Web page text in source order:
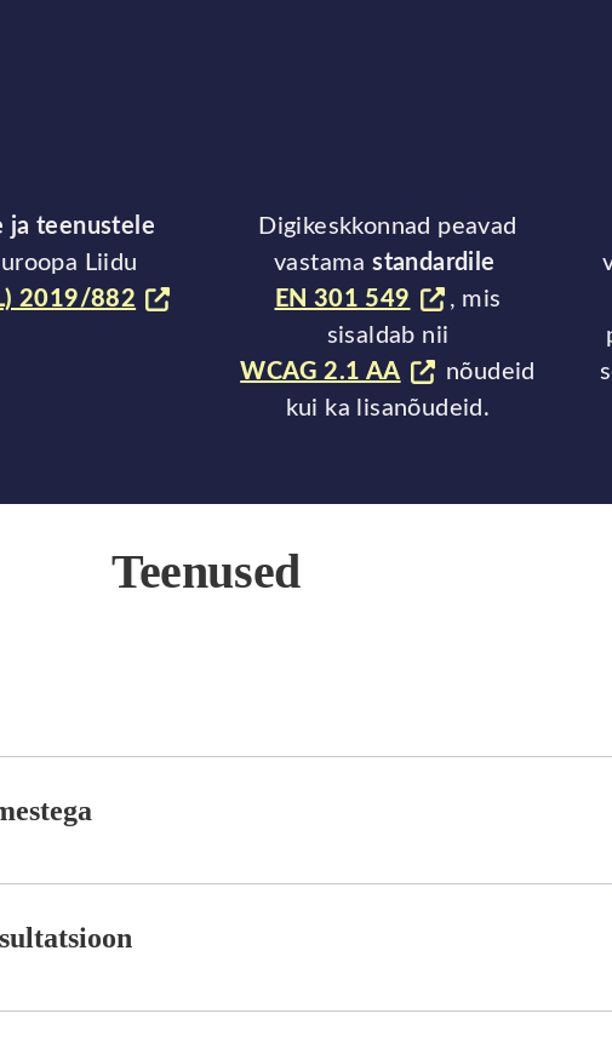
ja teenustele
Liidu
2019/882
Digikeskkonnad peavad
vastamastandardile
EN 301 549
, mis
sisaldab nii
WCAG 2.1 AA
nõudeid
kui ka lisanõudeid.
Teenused